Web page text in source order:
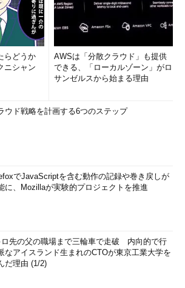
らどうか
シャン
AWSは「分散クラウド」も提供
できる、「ローカルゾーン」がロ
サンゼルスから始まる理由
ウド戦略を計画する6つのステップ
でJavaScriptを含む動作の記録や巻き戻しが
に、Mozillaが実験的プロジェクトを推進
ロ先の父の職場まで三輪車で走破 内向的で行
なアイスランド生まれのCTOが東京工業大学を
だ理由 (1/2)